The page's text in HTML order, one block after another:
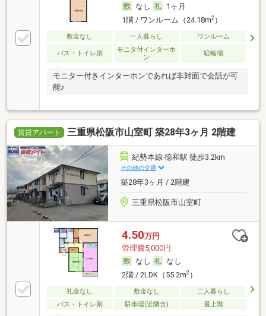
なし
1ヶ月
1階 / ワンルーム（24.18m2）
敷金なし 一人暮らし ワンルーム
バス・トイレ別
モニタ付インターホ
ン
駐輪場
モニター付きインターホンであれば非対面で会話が可
能♪
賃貸アパート 三重県松阪市山室町 築28年3ヶ月 2階建
紀勢本線 徳和駅 徒歩3.2km
その他の交通
築28年3ヶ月 / 2階建
三重県松阪市山室町
4.50万円
管理費5,000円
なし
なし
2階 / 2LDK（55.2m2）
礼金なし 敷金なし
二人暮らし
バス・トイレ別
駐車場(近隣含) 最上階